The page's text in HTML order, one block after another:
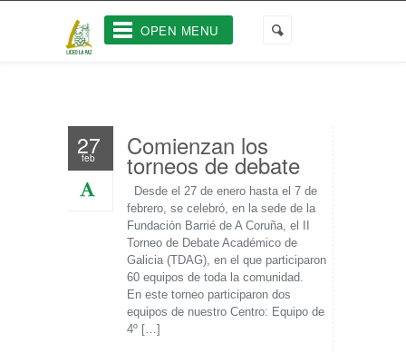
OPEN MENU
27
feb Comienzan los
torneos de debate
Desde el 27 de enero hasta el 7 de
febrero, se celebró, en la sede de la
Fundación Barrié de A Coruña, el II
Torneo de Debate Académico de
Galicia (TDAG), en el que participaron
60 equipos de toda la comunidad.
En este torneo participaron dos
equipos de nuestro Centro: Equipo de
4º […]